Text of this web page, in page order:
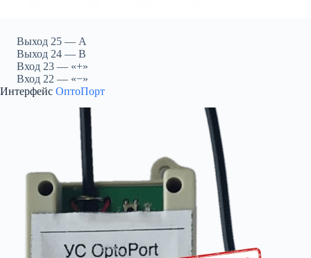
Выход 25 — A
Выход 24 — B
Вход 23 — «+»
Вход 22 — «−»
Интерфейс ОптоПорт